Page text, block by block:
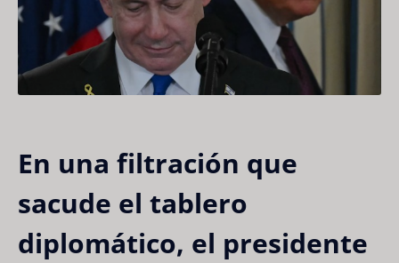
En una filtración que
sacude el tablero
diplomático, el presidente